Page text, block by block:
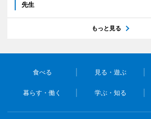
先生
もっと見る
食べる 見る・遊ぶ
暮らす・働く 学ぶ・知る